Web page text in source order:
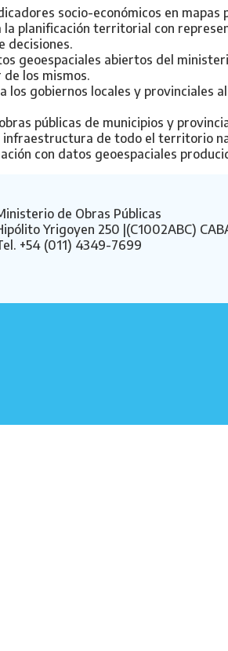
socio-económicos en
planificación territorial con
decisiones.
geoespaciales abiertos del
los mismos.
los gobiernos locales y provinciales
públicas de municipios y
infraestructura de todo el territorio
con datos geoespaciales
de Obras Públicas
Yrigoyen 250 |(C1002ABC)
+54 (011) 4349-7699